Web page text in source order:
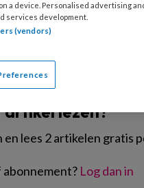
lezen?
lees 2 artikelen gratis
Log dan in
a device. Personalised advertising
services development.
(vendors)